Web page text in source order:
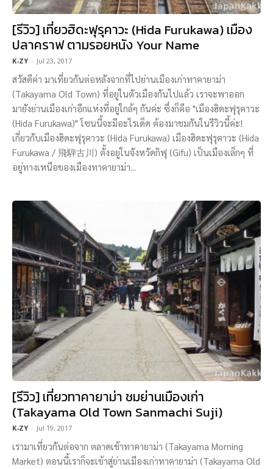
[รีวิว] เที่ยวฮิดะฟุรุคาวะ (Hida Furukawa) เมือง
ปลาคราฟ ตามรอยหนัง Your Name
K-ZY - Jul 23, 2017
สวัสดีค่า มาเที่ยวกันต่อหลังจากที่ไปย่านเมืองเก่าทาคายาม่า
(Takayama Old Town) ที่อยู่ในตัวเมืองกันไปแล้ว เราจะพาออก
มายังย่านเมืองเก่าอีกแห่งที่อยู่ใกล้ๆ กันค่ะ ซึ่งก็คือ "เมืองฮิดะฟุรุคาวะ
(Hida Furukawa)" โซนนี้จะมีอะไรเด็ด ต้องมาชมกันในรีวิวนี้ค่ะ!
เกี่ยวกับเมืองฮิดะฟุรุคาวะ (Hida Furukawa) เมืองฮิดะฟุรุคาวะ (Hida
Furukawa / 飛騨古川) ตั้งอยู่ในจังหวัดกิฟุ (Gifu) เป็นเมืองเล็กๆ ที่
อยู่ทางเหนือของเมืองทาคายาม่า...
[รีวิว] เที่ยวทาคายาม่า ชมย่านเมืองเก่า
(Takayama Old Town Sanmachi Suji)
K-ZY - Jul 19, 2017
เรามาเที่ยวกันต่อจาก ตลาดเช้าทาคายาม่า (Takayama Morning
Market) ตอนนี้เราก็จะเข้าสู่ย่านเมืองเก่าทาคายาม่า (Takayama Old